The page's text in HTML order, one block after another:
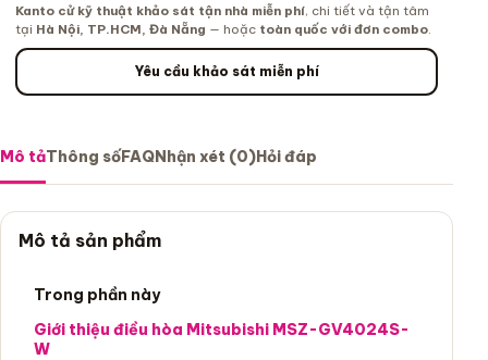
Kanto cử kỹ thuật khảo sát tận nhà miễn phí, chi tiết và tận tâm
tại Hà Nội, TP.HCM, Đà Nẵng — hoặc toàn quốc với đơn combo
Yêu cầu khảo sát miễn phí
Mô tảThông sốFAQNhận xét (0)Hỏi đáp
Mô tả sản phẩm
Trong phần này
Giới thiệu điều hòa Mitsubishi MSZ-GV4024S-
W